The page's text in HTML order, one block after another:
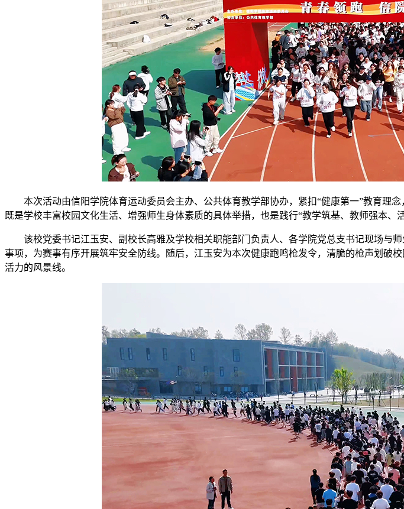
本次活动由信阳学院体育运动委员会主办、公共体育教学部协办，紧扣“健康第一”教育理
既是学校丰富校园文化生活、增强师生身体素质的具体举措，也是践行“教学筑基、教师强本、
该校党委书记江玉安、副校长高雅及学校相关职能部门负责人、各学院党总支书记现场与
事项，为赛事有序开展筑牢安全防线。随后，江玉安为本次健康跑鸣枪发令，清脆的枪声划破
活力的风景线。